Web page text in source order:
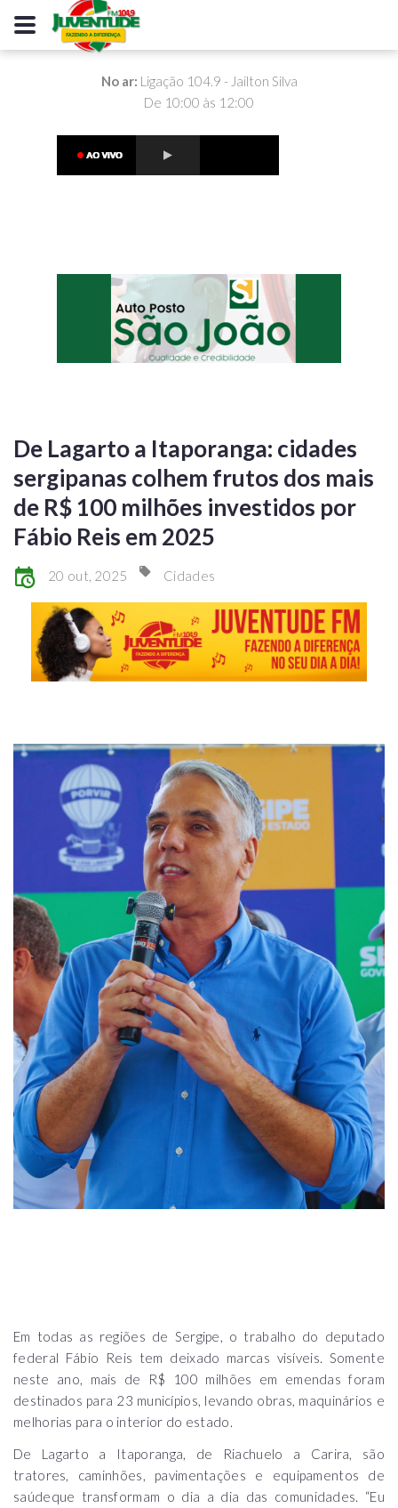
No ar: Ligação 104.9 - Jailton Silva
De 10:00 às 12:00
De Lagarto a Itaporanga: cidades
sergipanas colhem frutos dos mais
de R$ 100 milhões investidos por
Fábio Reis em 2025
20 out, 2025 Cidades
Em todas as regiões de Sergipe, o trabalho do deputado
federal Fábio Reis tem deixado marcas visíveis. Somente
neste ano, mais de R$ 100 milhões em emendas foram
destinados para 23 municípios, levando obras, maquinários e
melhorias para o interior do estado.
De Lagarto a Itaporanga, de Riachuelo a Carira, são
tratores, caminhões, pavimentações e equipamentos de
saúdeque transformam o dia a dia das comunidades. “Eu